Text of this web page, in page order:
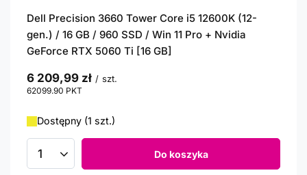
Dell Precision 3660 Tower Core i5 12600K (12-
gen.) / 16 GB / 960 SSD / Win 11 Pro + Nvidia
GeForce RTX 5060 Ti [16 GB]
6 209,99 zł / szt.
62099.90 PKT
Dostępny (1 szt.)
Ilość produktów Do koszyka